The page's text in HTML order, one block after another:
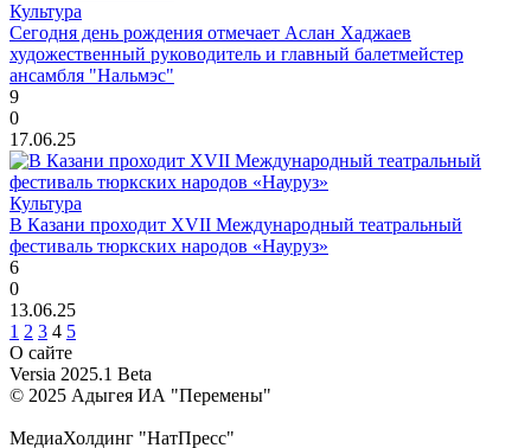
Культура
Сегодня день рождения отмечает Аслан Хаджаев
художественный руководитель и главный балетмейстер
ансамбля "Нальмэс"
9
0
17.06.25
Культура
В Казани проходит XVII Международный театральный
фестиваль тюркских народов «Науруз»
6
0
13.06.25
1 2 3 4 5
О сайте
Versia 2025.1 Beta
© 2025 Адыгея ИА "Перемены"
МедиаХолдинг "НатПресс"